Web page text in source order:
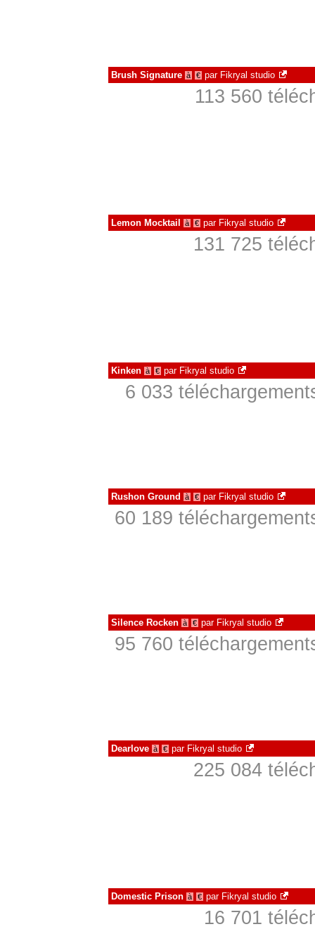
Brush Signature à € par Fikryal studio
113 560
Lemon Mocktail à € par Fikryal studio
131 725
Kinken à € par Fikryal studio
6 033
Rushon Ground à € par Fikryal studio
60 189
Silence Rocken à € par Fikryal studio
95 760
Dearlove à € par Fikryal studio
225 084
Domestic Prison à € par Fikryal studio
16 701